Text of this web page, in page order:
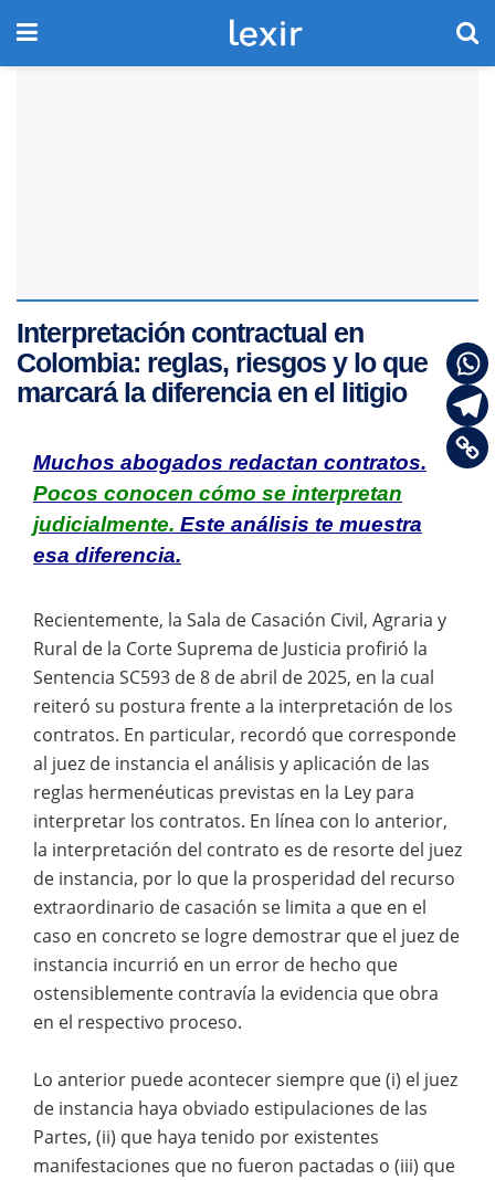
Interpretación contractual en
Colombia: reglas, riesgos y lo que
marcará la diferencia en el litigio
Muchos abogados redactan contratos.
Pocos conocen cómo se interpretan
judicialmente. Este análisis te muestra
esa diferencia.
Recientemente, la Sala de Casación Civil, Agraria y
Rural de la Corte Suprema de Justicia profirió la
Sentencia SC593 de 8 de abril de 2025, en la cual
reiteró su postura frente a la interpretación de los
contratos. En particular, recordó que corresponde
al juez de instancia el análisis y aplicación de las
reglas hermenéuticas previstas en la Ley para
interpretar los contratos. En línea con lo anterior,
la interpretación del contrato es de resorte del juez
de instancia, por lo que la prosperidad del recurso
extraordinario de casación se limita a que en el
caso en concreto se logre demostrar que el juez de
instancia incurrió en un error de hecho que
ostensiblemente contravía la evidencia que obra
en el respectivo proceso.
Lo anterior puede acontecer siempre que (i) el juez
de instancia haya obviado estipulaciones de las
Partes, (ii) que haya tenido por existentes
manifestaciones que no fueron pactadas o (iii) que